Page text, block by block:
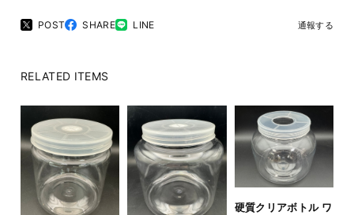
POST SHARE LINE 通報する
RELATED ITEMS
硬質クリアボトル ワ